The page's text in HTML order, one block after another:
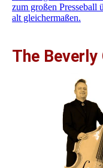
zum großen Presseball
alt gleichermaßen.
The Beverly